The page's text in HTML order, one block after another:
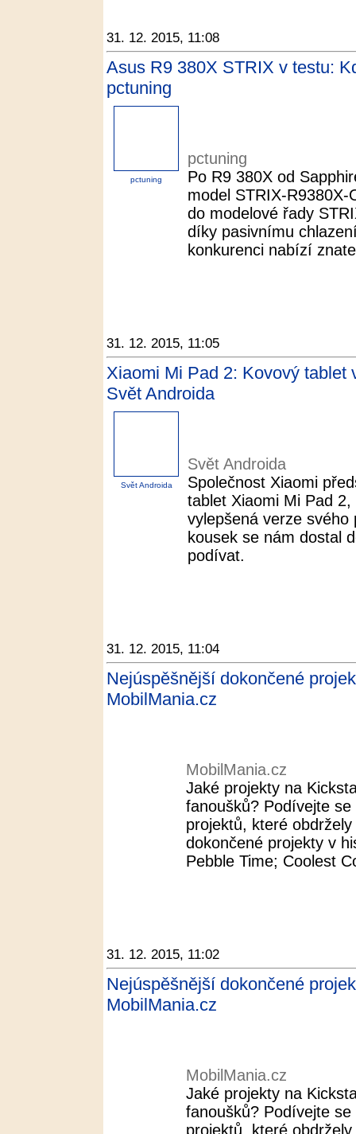
31. 12. 2015, 11:08
Asus R9 380X STRIX v testu:
pctuning
pctuning
pctuning
Po R9 380X od
model STRIX-
do modelové řady
díky pasivnímu
konkurenci nabízí
31. 12. 2015, 11:05
Xiaomi Mi Pad 2: Kovový tablet
Svět Androida
Svět Androida
Svět Androida
Společnost Xiaomi
tablet Xiaomi Mi Pad
vylepšená verze svého
kousek se nám dostal
podívat.
31. 12. 2015, 11:04
Nejúspěšnější dokončené
MobilMania.cz
MobilMania.cz
Jaké projekty na
fanoušků? Podívejte
projektů, které
dokončené projekty v
Pebble Time; Coolest
31. 12. 2015, 11:02
Nejúspěšnější dokončené
MobilMania.cz
MobilMania.cz
Jaké projekty na
fanoušků? Podívejte
projektů, které